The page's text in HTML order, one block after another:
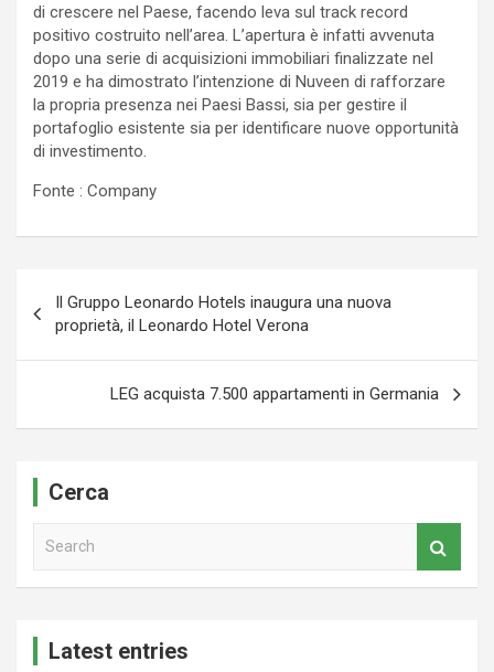
di crescere nel Paese, facendo leva sul track record
positivo costruito nell’area. L’apertura è infatti avvenuta
dopo una serie di acquisizioni immobiliari finalizzate nel
2019 e ha dimostrato l’intenzione di Nuveen di rafforzare
la propria presenza nei Paesi Bassi, sia per gestire il
portafoglio esistente sia per identificare nuove opportunità
di investimento.
Fonte : Company
articoli
Il Gruppo Leonardo Hotels inaugura una nuova
proprietà, il Leonardo Hotel Verona
LEG acquista 7.500 appartamenti in Germania
Cerca
Latest entries